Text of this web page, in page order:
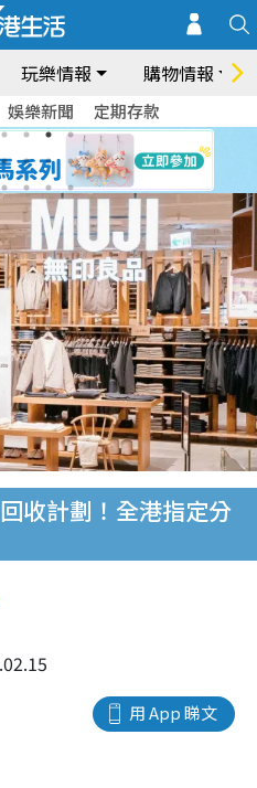
玩樂情報 購物情報
娛樂新聞 定期存款
收計劃！全港指定分
用 App 睇文